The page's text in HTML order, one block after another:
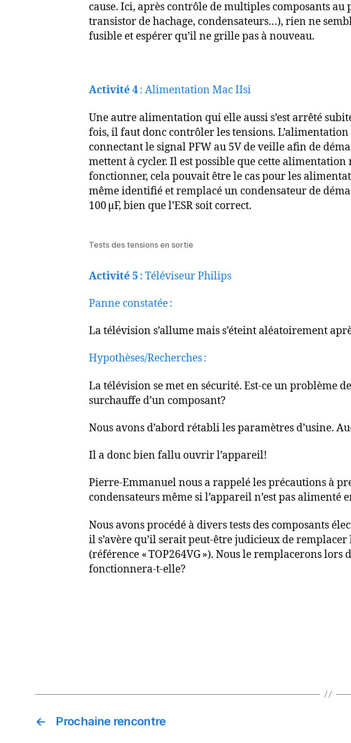
cause. Ici, après contrôle de multiples composants
transistor de hachage, condensateurs…), rien ne
fusible et espérer qu’il ne grille pas à nouveau.
Activité 4: Alimentation Mac IIsi
Une autre alimentation qui elle aussi s’est arrêté
fois, il faut donc contrôler les tensions.
connectant le signal PFW au 5V de veille afin de
mettent à cycler. Il est possible que cette
fonctionner, cela pouvait être le cas pour les
même identifié et remplacé un condensateur de
100 µF, bien que l’ESR soit correct.
Tests des tensions en sortie
Activité 5 : Téléviseur Philips
Panne constatée :
La télévision s’allume mais s’éteint aléatoirement
Hypothèses/Recherches :
La télévision se met en sécurité. Est-ce un problème
surchauffe d’un composant?
Nous avons d’abord rétabli les paramètres d’usine.
Il a donc bien fallu ouvrir l’appareil!
Pierre-Emmanuel nous a rappelé les précautions à
condensateurs même si l’appareil n’est pas alimenté
Nous avons procédé à divers tests des composants
il s’avère qu’il serait peut-être judicieux de
(référence « TOP264VG »). Nous le remplacerons
fonctionnera-t-elle?
← Prochaine rencontre